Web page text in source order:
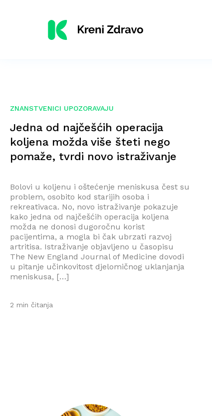
ZNANSTVENICI UPOZORAVAJU
Jedna od najčešćih operacija
koljena možda više šteti nego
pomaže, tvrdi novo istraživanje
Bolovi u koljenu i oštećenje meniskusa čest su
problem, osobito kod starijih osoba i
rekreativaca. No, novo istraživanje pokazuje
kako jedna od najčešćih operacija koljena
možda ne donosi dugoročnu korist
pacijentima, a mogla bi čak ubrzati razvoj
artritisa. Istraživanje objavljeno u časopisu
The New England Journal of Medicine dovodi
u pitanje učinkovitost djelomičnog uklanjanja
meniskusa, […]
2 min čitanja